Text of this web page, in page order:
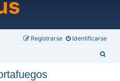
Identificarse
Registrarse